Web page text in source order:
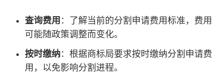
查询费用 ：了解当前的分割申请费用标准，费用
可能随政策调整而变化。
按时缴纳：根据商标局要求按时缴纳分割申请费
用，以免影响分割进程。